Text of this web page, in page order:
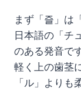
まず「즐」は
日本語の「チ
のある発音で
軽く上の歯茎
「ル」よりも